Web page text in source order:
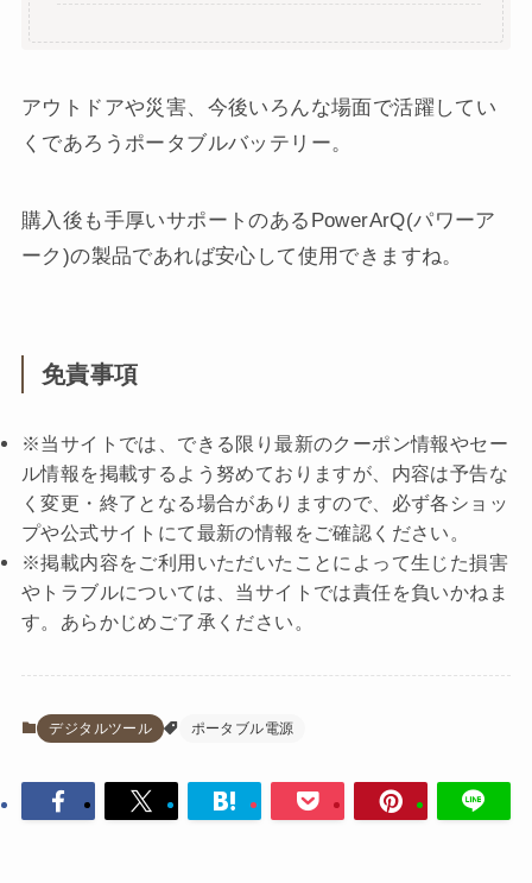
アウトドアや災害、今後いろんな場面で活躍してい
くであろうポータブルバッテリー。
購入後も手厚いサポートのあるPowerArQ(パワーア
ーク)の製品であれば安心して使用できますね。
免責事項
※当サイトでは、できる限り最新のクーポン情報やセー
ル情報を掲載するよう努めておりますが、内容は予告な
く変更・終了となる場合がありますので、必ず各ショッ
プや公式サイトにて最新の情報をご確認ください。
※掲載内容をご利用いただいたことによって生じた損害
やトラブルについては、当サイトでは責任を負いかねま
す。あらかじめご了承ください。
デジタルツール ポータブル電源